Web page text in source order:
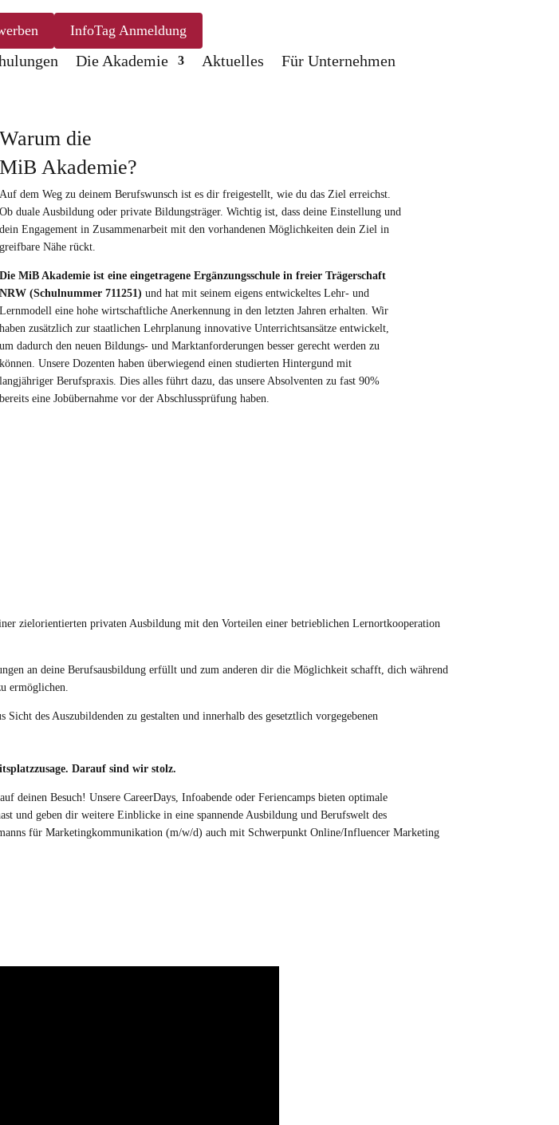
InfoTag Anmeldung
Die Akademie Aktuelles Für Unternehmen
Warum die
MiB Akademie?
Auf dem Weg zu deinem Berufswunsch ist es dir freigestellt, wie du das Ziel erreichst.
Ob duale Ausbildung oder private Bildungsträger. Wichtig ist, dass deine Einstellung und
dein Engagement in Zusammenarbeit mit den vorhandenen Möglichkeiten dein Ziel in
greifbare Nähe rückt.
Die MiB Akademie ist eine eingetragene Ergänzungsschule in freier Trägerschaft
NRW (Schulnummer 711251) und hat mit seinem eigens entwickeltes Lehr- und
Lernmodell eine hohe wirtschaftliche Anerkennung in den letzten Jahren erhalten. Wir
haben zusätzlich zur staatlichen Lehrplanung innovative Unterrichtsansätze entwickelt,
um dadurch den neuen Bildungs- und Marktanforderungen besser gerecht werden zu
können. Unsere Dozenten haben überwiegend einen studierten Hintergund mit
langjähriger Berufspraxis. Dies alles führt dazu, das unsere Absolventen zu fast 90%
bereits eine Jobübernahme vor der Abschlussprüfung haben.
zielorientierten privaten Ausbildung mit den Vorteilen einer betrieblichen Lernortkooperation
an deine Berufsausbildung erfüllt und zum anderen dir die Möglichkeit schafft, dich während
ermöglichen.
des Auszubildenden zu gestalten und innerhalb des gesetztlich vorgegebenen
Darauf sind wir stolz.
deinen Besuch! Unsere CareerDays, Infoabende oder Feriencamps bieten optimale
und geben dir weitere Einblicke in eine spannende Ausbildung und Berufswelt des
für Marketingkommunikation (m/w/d) auch mit Schwerpunkt Online/Influencer Marketing